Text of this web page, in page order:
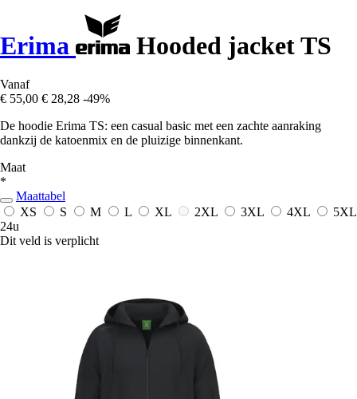
Erima Hooded jacket TS
Vanaf
€ 55,00 € 28,28 -49%
De hoodie Erima TS: een casual basic met een zachte aanraking
dankzij de katoenmix en de pluizige binnenkant.
Maat
*
Maattabel
XS
S M L XL 2XL 3XL 4XL
5XL
24u
Dit veld is verplicht